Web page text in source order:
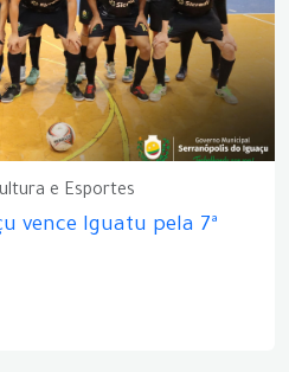
e Esportes
vence Iguatu pela 7ª